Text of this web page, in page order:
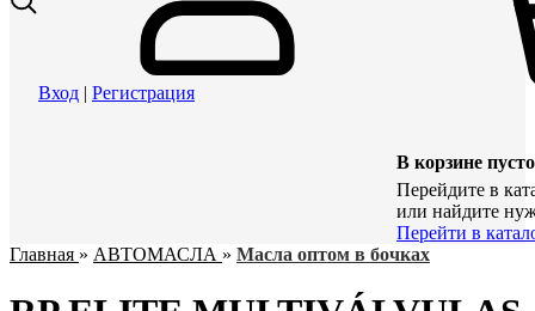
Вход | Регистрация
В корзине пусто
Перейдите в
или найдите
Перейти в
Главная » АВТОМАСЛА » Масла оптом в бочках